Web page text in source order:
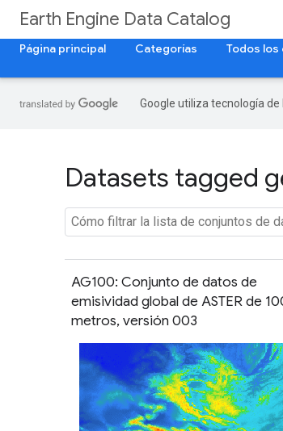
Earth Engine Data Catalog
Página principal
Categorías Todos
Google utiliza tecnología
Datasets tagged
AG100: Conjunto de datos de
emisividad global de ASTER de
metros, versión 003